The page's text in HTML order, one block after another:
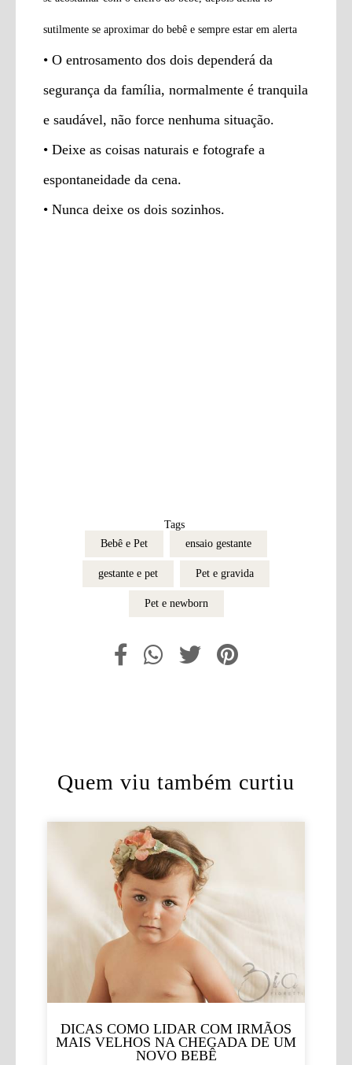
sutilmente se aproximar do bebê e sempre estar em alerta
• O entrosamento dos dois dependerá da
segurança da família, normalmente é tranquila
e saudável, não force nenhuma situação.
• Deixe as coisas naturais e fotografe a
espontaneidade da cena.
• Nunca deixe os dois sozinhos.
Tags
Bebê e Pet
ensaio gestante
gestante e pet Pet e gravida
Pet e newborn
Quem viu também curtiu
DICAS COMO LIDAR COM IRMÃOS
MAIS VELHOS NA CHEGADA DE UM
NOVO BEBÊ